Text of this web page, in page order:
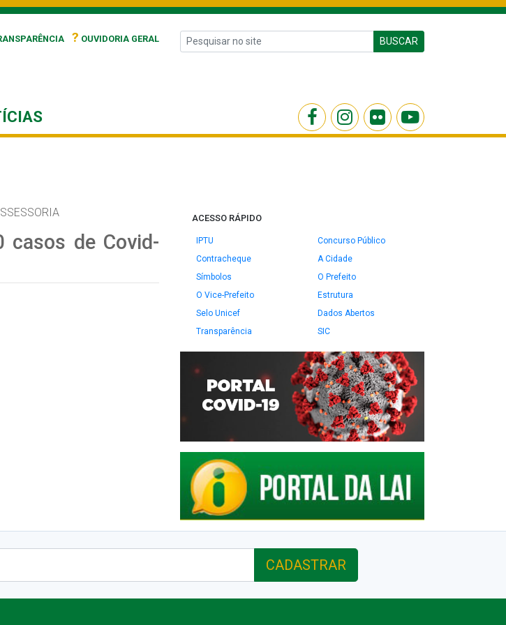
? OUVIDORIA GERAL BUSCAR
casos de Covid-
ACESSO RÁPIDO
IPTU
Concurso Público
Contracheque
A Cidade
Símbolos
O Prefeito
O Vice-Prefeito
Estrutura
Selo Unicef
Dados Abertos
Transparência
SIC
CADASTRAR